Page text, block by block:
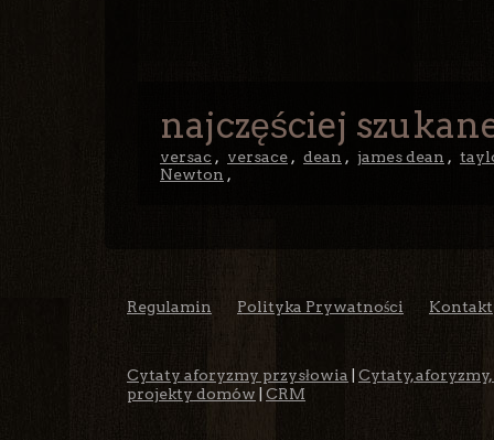
najczęściej
versac , versace , dean , james dean ,
Newton ,
Regulamin Polityka Prywatności Kontakt
Cytaty aforyzmy przysłowia
Cytaty,
projekty domów
CRM